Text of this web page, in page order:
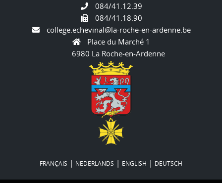
084/41.12.39
084/41.18.90
college.echevinal@la-roche-en-ardenne.be
Place du Marché 1
6980 La Roche-en-Ardenne
FRANÇAIS | NEDERLANDS | ENGLISH | DEUTSCH